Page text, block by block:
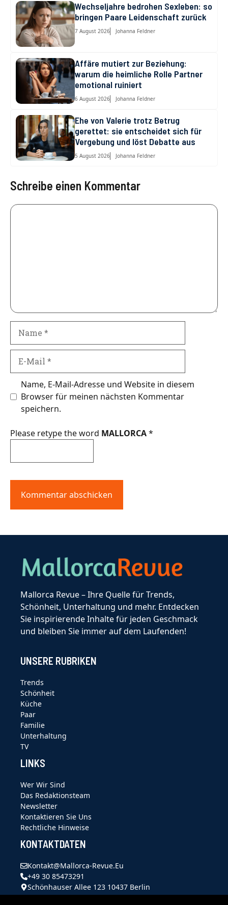
Wechseljahre bedrohen Sexleben: so
bringen Paare Leidenschaft zurück
7 August 2026 Johanna Feldner
Affäre mutiert zur Beziehung:
warum die heimliche Rolle Partner
emotional ruiniert
6 August 2026 Johanna Feldner
Ehe von Valerie trotz Betrug
gerettet: sie entscheidet sich für
Vergebung und löst Debatte aus
5 August 2026 Johanna Feldner
Schreibe einen Kommentar
Kommentar
Mail
Name, E-Mail-Adresse und Website in diesem
Browser für meinen nächsten Kommentar
speichern.
Please retype the word MALLORCA*
Mallorca Revue – Ihre Quelle für Trends,
Schönheit, Unterhaltung und mehr. Entdecken
Sie inspirierende Inhalte für jeden Geschmack
und bleiben Sie immer auf dem Laufenden!
UNSERE RUBRIKEN
Trends
Schönheit
Küche
Paar
Familie
Unterhaltung
TV
LINKS
Wer Wir Sind
Das Redaktionsteam
Newsletter
Kontaktieren Sie Uns
Rechtliche Hinweise
KONTAKTDATEN
Kontakt@mallorca-Revue.eu
+49 30 85473291
Schönhauser Allee 123 10437 Berlin